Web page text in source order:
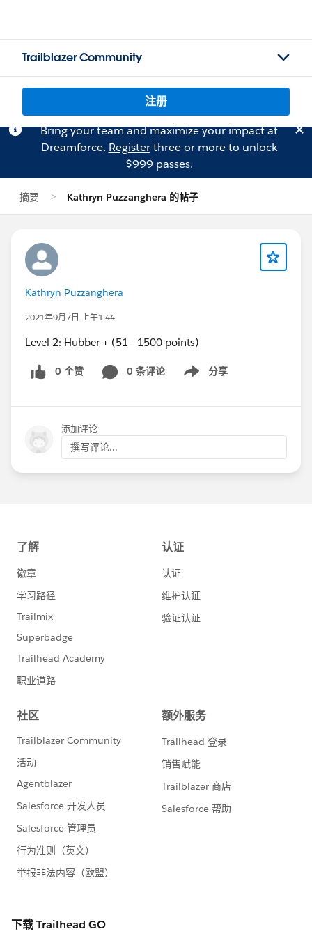
Trailblazer Community
注册
Bring your team and maximize your impact at
Dreamforce. Registerthree or more to unlock
$999 passes.
摘要 Kathryn Puzzanghera 的帖子
Kathryn Puzzanghera
2021年9月7日 上午1:44
Level 2: Hubber + (51 - 1500 points)
0 个赞 0 条评论 分享
Show menu
添加评论
撰写评论...